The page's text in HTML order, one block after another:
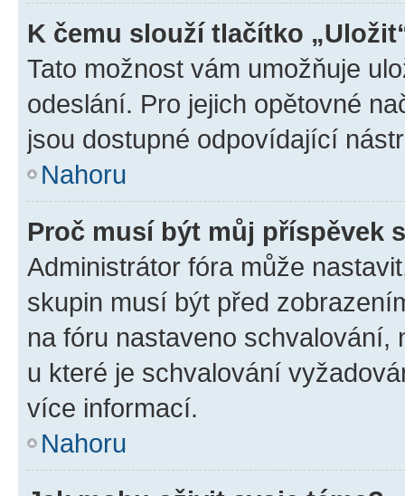
K čemu slouží tlačítko
Tato možnost vám umožňuje
odeslání. Pro jejich opětovné
jsou dostupné odpovídající
Nahoru
Proč musí být můj příspěvek
Administrátor fóra může
skupin musí být před
na fóru nastaveno schvalování,
u které je schvalování
více informací.
Nahoru